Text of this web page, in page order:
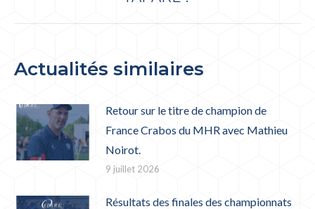
Actualités similaires
Retour sur le titre de champion de
France Crabos du MHR avec Mathieu
Noirot.
9 juillet 2026
Résultats des finales des championnats